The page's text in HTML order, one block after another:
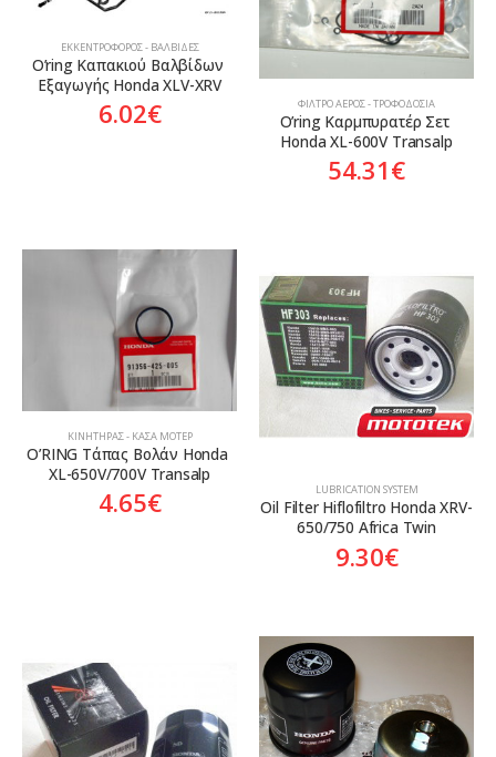
ΕΚΚΕΝΤΡΟΦΌΡΟΣ - ΒΑΛΒΊΔΕΣ
O’ring Καπακιού Βαλβίδων
Εξαγωγής Honda XLV-XRV
6.02€ ΦΊΛΤΡΟ ΑΈΡΟΣ - ΤΡΟΦΟΔΟΣΊΑ
O’ring Καρμπυρατέρ Σετ
Honda XL-600V Transalp
54.31€
ΚΙΝΗΤΉΡΑΣ - ΚΆΣΑ ΜΟΤΈΡ
O’RING Τάπας Βολάν Honda
XL-650V/700V Transalp
4.65€ LUBRICATION SYSTEM
Oil Filter Hiflofiltro Honda XRV-
650/750 Africa Twin
9.30€